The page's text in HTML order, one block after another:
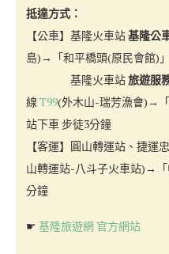
抵達方式：
【公車】基隆火車站基隆公
島)→「和平橋頭(原民會館)
基隆火車站旅遊服
線 T99(外木山-瑞芳漁會)→「
站下車 步徒3分鐘
【客運】圓山轉運站、捷運
山轉運站-八斗子火車站)→「
分鐘
☛ 基隆旅遊網 官方網站